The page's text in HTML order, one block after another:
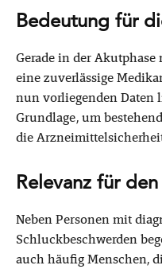
Bedeutung für
Gerade in der
eine zuverlässige
nun vorliegenden Daten
Grundlage, um
die
Relevanz für
Neben Personen mit
Schluckbeschwerden
auch häufig Menschen,